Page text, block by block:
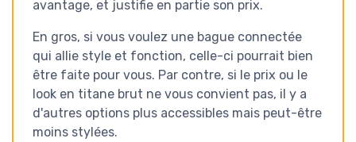
avantage, et justifie en partie son prix.
En gros, si vous voulez une bague connectée
qui allie style et fonction, celle-ci pourrait bien
être faite pour vous. Par contre, si le prix ou le
look en titane brut ne vous convient pas, il y a
d'autres options plus accessibles mais peut-être
moins stylées.